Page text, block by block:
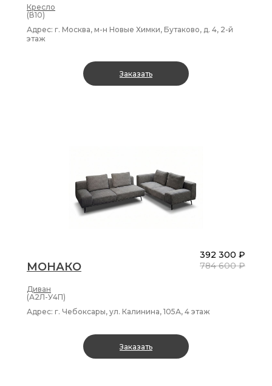
Кресло
(В10)
Адрес: г. Москва, м-н Новые Химки, Бутаково, д. 4, 2-й
этаж
Заказать
МОНАКО
Диван
392 300 ₽
784 600 ₽
(А2Л-У4П)
Адрес: г. Чебоксары, ул. Калинина, 105А, 4 этаж
Заказать